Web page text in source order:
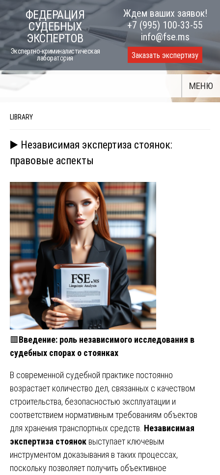
to
content
ФЕДЕРАЦИЯ
СУДЕБНЫХ
ЭКСПЕРТОВ
Экспертно-криминалистическая
лаборатория
Ждем ваших заявок!
+7 (995) 100-33-55
info@fse.ms
Заказать экспертизу
МЕНЮ
LIBRARY
▶️ Независимая экспертиза стоянок:
правовые аспекты
🟥Введение: роль независимого исследования в
судебных спорах о стоянках
В современной судебной практике постоянно
возрастает количество дел, связанных с качеством
строительства, безопасностью эксплуатации и
соответствием нормативным требованиям объектов
для хранения транспортных средств. Независимая
экспертиза стоянок выступает ключевым
инструментом доказывания в таких процессах,
поскольку позволяет получить объективное